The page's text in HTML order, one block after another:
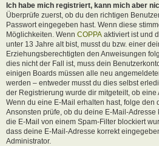
Ich habe mich registriert, kann mich aber
Überprüfe zuerst, ob du den richtigen
Passwort eingegeben hast. Wenn diese
Möglichkeiten. Wenn COPPA aktiviert ist und
unter 13 Jahre alt bist, musst du bzw. einer
Erziehungsberechtigten den Anweisungen
dies nicht der Fall ist, muss dein
einigen Boards müssen alle neu
werden – entweder musst du dies selbst
der Registrierung wurde dir mitgeteilt, ob eine
Wenn du eine E-Mail erhalten hast, folge den
Ansonsten prüfe, ob du deine E-Mail-
die E-Mail von einem Spam-Filter blockiert
dass deine E-Mail-Adresse korrekt
Administrator.